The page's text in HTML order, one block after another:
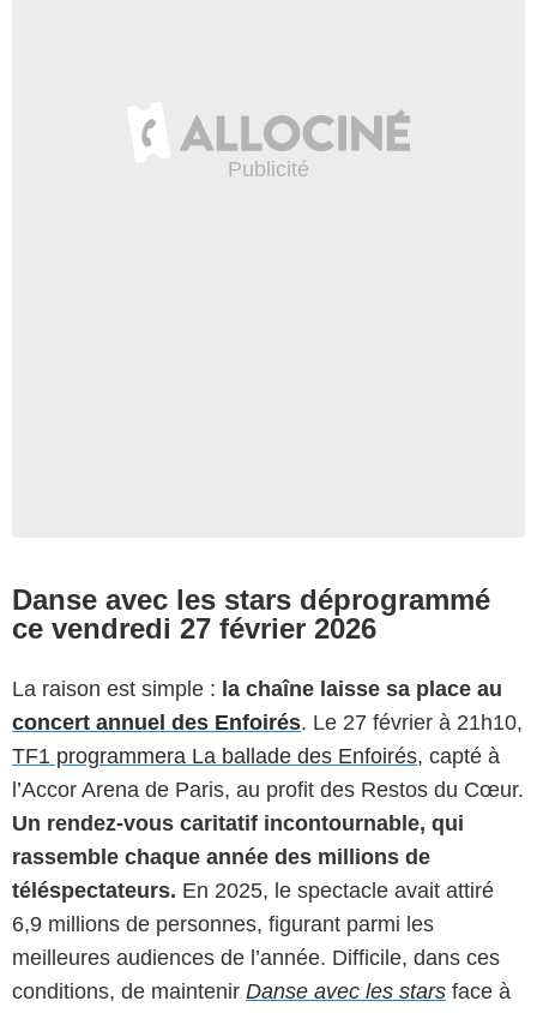
Danse avec les stars déprogrammé
ce vendredi 27 février 2026
La raison est simple : la chaîne laisse sa place au
concert annuel des Enfoirés. Le 27 février à 21h10,
TF1 programmera La ballade des Enfoirés, capté à
l’Accor Arena de Paris, au profit des Restos du Cœur.
Un rendez-vous caritatif incontournable, qui
rassemble chaque année des millions de
téléspectateurs. En 2025, le spectacle avait attiré
6,9 millions de personnes, figurant parmi les
meilleures audiences de l’année. Difficile, dans ces
conditions, de maintenir Danse avec les stars face à